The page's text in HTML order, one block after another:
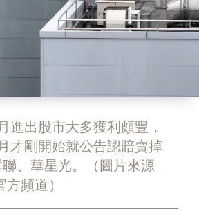
進出股市大多獲利頗豐，
才剛開始就公告認賠賣掉
、華星光。（圖片來源
方頻道）